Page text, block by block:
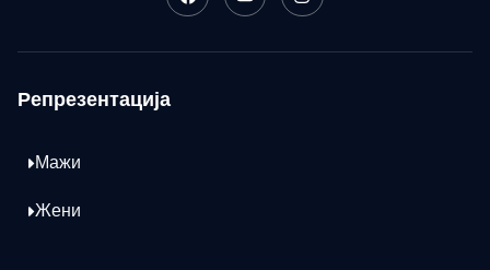
Репрезентација
Мажи
Жени